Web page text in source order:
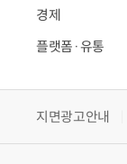
경제
플랫폼·유통
지면광고안내